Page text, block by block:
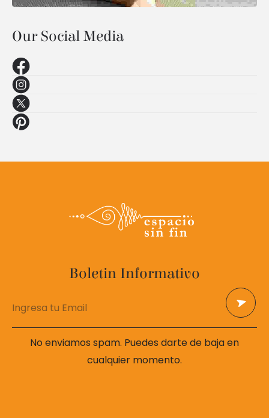
Our Social Media
Boletin Informativo
No enviamos spam. Puedes darte de baja en
cualquier momento.